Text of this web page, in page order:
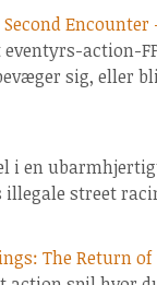
Encounter
eventyrs-action-
sig, eller
i en
street
The Return of